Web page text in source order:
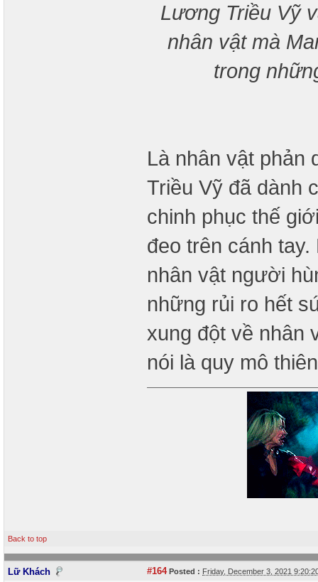
Lương Triều Vỹ
nhân vật mà
trong
Là nhân vật phản
Triều Vỹ đã dành
chinh phục thế
đeo trên cánh
nhân vật người
những rủi ro hết
xung đột về nhân
nói là quy mô
Back to top
Lữ Khách #164Posted : Friday, December 3, 2021